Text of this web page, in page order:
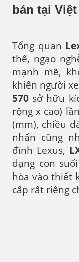
bán tại Việt
Tổng quan
thế, ngạo
mạnh mẽ,
khiến người
570 sở hữu
rộng x cao)
(mm), chiều
nhấn cũng
đình Lexus,
dạng con
hòa vào thiết
cấp rất riêng